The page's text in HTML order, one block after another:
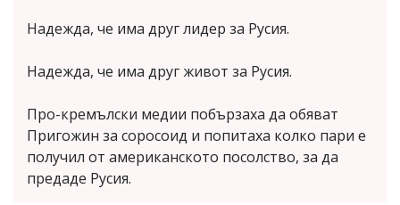
Надежда, че има друг лидер за Русия.
Надежда, че има друг живот за Русия.
Про-кремълски медии побързаха да обяват
Пригожин за соросоид и попитаха колко пари е
получил от американското посолство, за да
предаде Русия.